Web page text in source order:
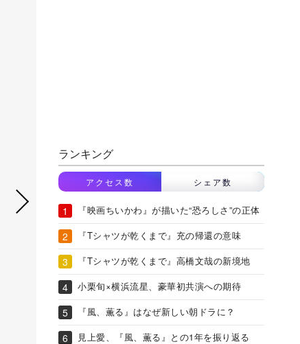
ランキング
アクセス数 シェア数
『映画ちいかわ』が描いた“恐ろしさ”の正体
『Tシャツが乾くまで』充の帰還の意味
『Tシャツが乾くまで』高橋文哉の新境地
小栗旬×横浜流星、豪華初共演への期待
『風、薫る』はなぜ新しい朝ドラに？
見上愛、『風、薫る』との1年を振り返る